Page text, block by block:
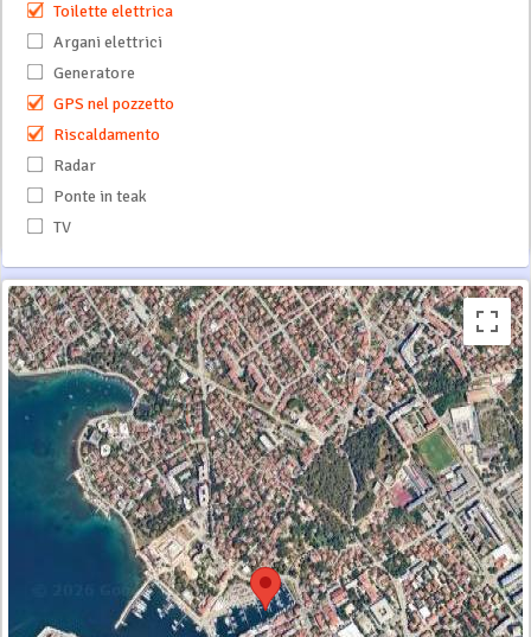
Toilette elettrica
Argani elettrici
Generatore
GPS nel pozzetto
Riscaldamento
Radar
Ponte in teak
TV